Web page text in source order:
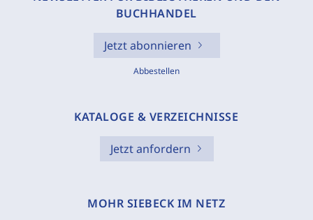
BUCHHANDEL
Jetzt abonnieren
Abbestellen
KATALOGE & VERZEICHNISSE
Jetzt anfordern
MOHR SIEBECK IM NETZ